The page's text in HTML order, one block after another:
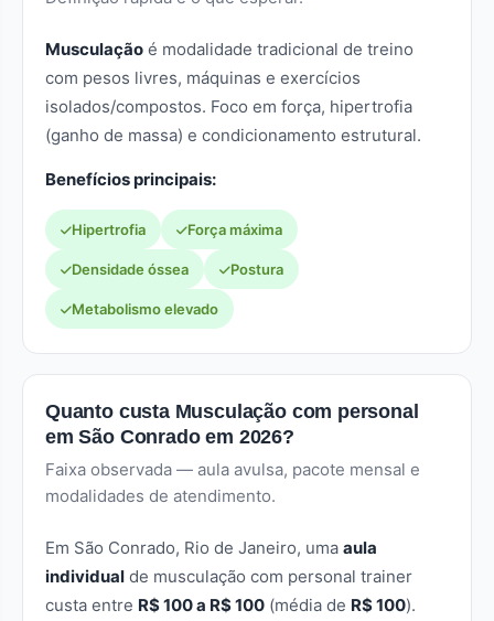
Musculação é modalidade tradicional de treino
com pesos livres, máquinas e exercícios
isolados/compostos. Foco em força, hipertrofia
(ganho de massa) e condicionamento estrutural.
Benefícios principais:
Hipertrofia Força máxima
Densidade óssea Postura
Metabolismo elevado
Quanto custa Musculação com personal
em São Conrado em 2026?
Faixa observada — aula avulsa, pacote mensal e
modalidades de atendimento.
Em São Conrado, Rio de Janeiro, uma aula
individual de musculação com personal trainer
custa entre R$ 100 a R$ 100 (média de R$ 100).